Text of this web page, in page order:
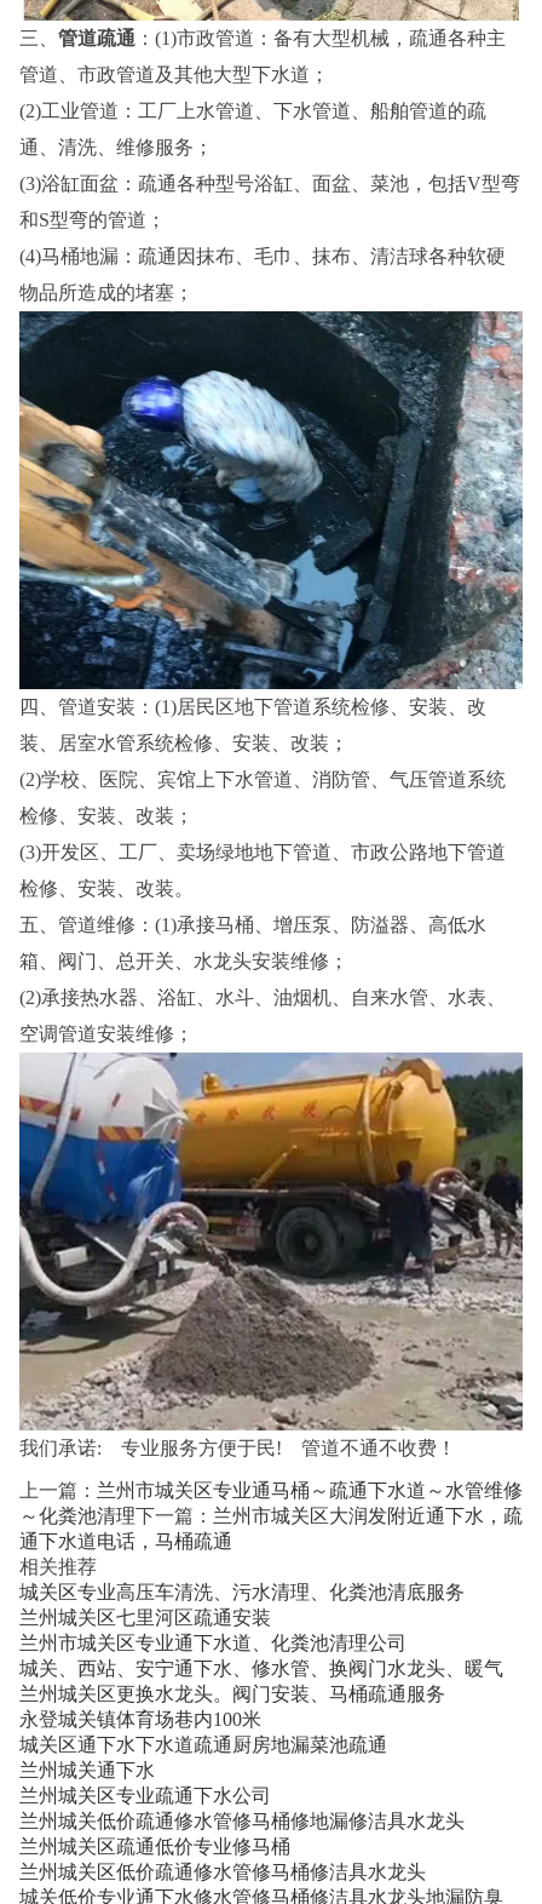
三、 管道疏通 ：(1)市政管道：备有大型机械，疏通各种主
管道、市政管道及其他大型下水道；
(2)工业管道：工厂上水管道、下水管道、船舶管道的疏
通、清洗、维修服务；
(3)浴缸面盆：疏通各种型号浴缸、面盆、菜池，包括V型弯
和S型弯的管道；
(4)马桶地漏：疏通因抹布、毛巾、抹布、清洁球各种软硬
物品所造成的堵塞；
四、管道安装：(1)居民区地下管道系统检修、安装、改
装、居室水管系统检修、安装、改装；
(2)学校、医院、宾馆上下水管道、消防管、气压管道系统
检修、安装、改装；
(3)开发区、工厂、卖场绿地地下管道、市政公路地下管道
检修、安装、改装。
五、管道维修：(1)承接马桶、增压泵、防溢器、高低水
箱、阀门、总开关、水龙头安装维修；
(2)承接热水器、浴缸、水斗、油烟机、自来水管、水表、
空调管道安装维修；
我们承诺: 专业服务方便于民! 管道不通不收费！
上一篇： 兰州市城关区专业通马桶～疏通下水道～水管维修
～化粪池清理下一篇： 兰州市城关区大润发附近通下水，疏
通下水道电话，马桶疏通
相关推荐
城关区专业高压车清洗、污水清理、化粪池清底服务
兰州城关区七里河区疏通安装
兰州市城关区专业通下水道、化粪池清理公司
城关、西站、安宁通下水、修水管、换阀门水龙头、暖气
兰州城关区更换水龙头。阀门安装、马桶疏通服务
永登城关镇体育场巷内100米
城关区通下水下水道疏通厨房地漏菜池疏通
兰州城关通下水
兰州城关区专业疏通下水公司
兰州城关低价疏通修水管修马桶修地漏修洁具水龙头
兰州城关区疏通低价专业修马桶
兰州城关区低价疏通修水管修马桶修洁具水龙头
城关低价专业通下水修水管修马桶修洁具水龙头地漏防臭